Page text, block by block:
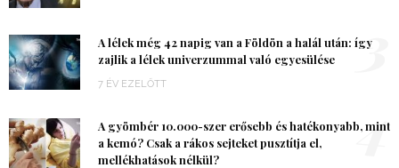
A lélek még 42 napig van a Földön a halál után: így
zajlik a lélek univerzummal való egyesülése
7 ÉV EZELŐTT
3
A gyömbér 10.000-szer erősebb és hatékonyabb, mint
a kemó? Csak a rákos sejteket pusztítja el,
mellékhatások nélkül?
4